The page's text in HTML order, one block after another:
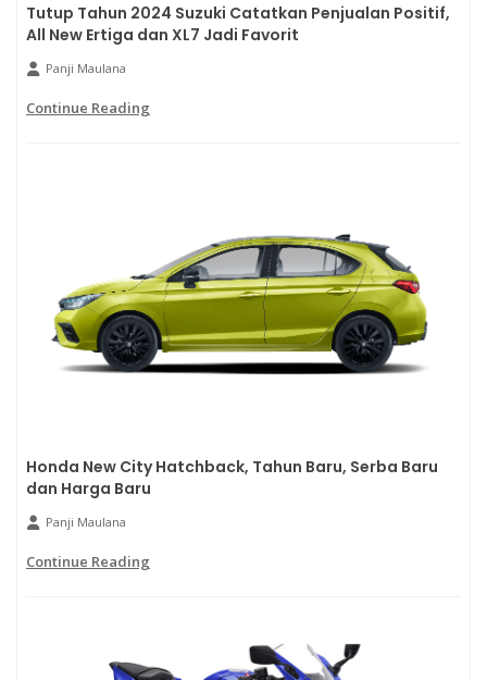
Tutup Tahun 2024 Suzuki Catatkan Penjualan Positif,
All New Ertiga dan XL7 Jadi Favorit
Panji Maulana
Continue Reading
Honda New City Hatchback, Tahun Baru, Serba Baru
dan Harga Baru
Panji Maulana
Continue Reading